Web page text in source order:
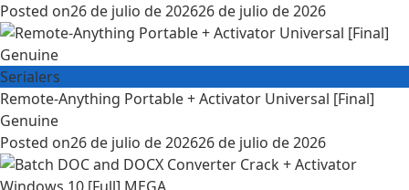
Posted on26 de julio de 202626 de julio de 2026
Serialers
Remote-Anything Portable + Activator Universal [Final]
Genuine
Posted on26 de julio de 202626 de julio de 2026